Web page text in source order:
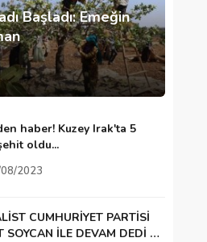
Başladı: Emeğin
haber! Kuzey Irak'ta 5
oldu...
2023
CUMHURİYET PARTİSİ
SOYCAN İLE DEVAM DEDİ …